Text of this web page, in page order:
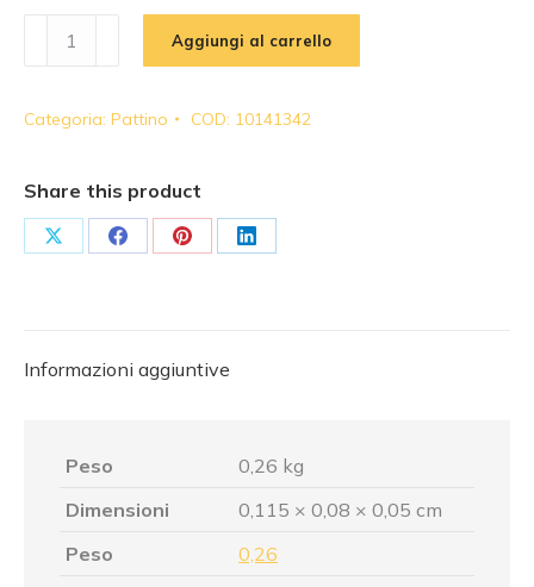
BOSCH
Pattino
R044201301SNSC1H3
-
MWA020SNSC1H3
quantità
Aggiungi al carrello
Categoria: Pattino COD: 10141342
Share this product
Share Share Share Share
Informazioni aggiuntive
Peso
0,26 kg
Dimensioni
0,115 × 0,08 × 0,05 cm
Peso
0,26